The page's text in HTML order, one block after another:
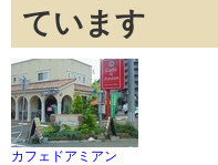
ています
カフェドアミアン